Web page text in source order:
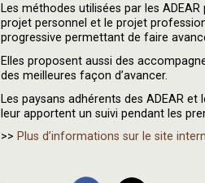
Les méthodes utilisées par les
projet personnel et le projet
progressive permettant de faire
Elles proposent aussi des
des meilleures façon d’avancer.
Les paysans adhérents des ADEAR
leur apportent un suivi pendant les
>> Plus d’informations sur le site